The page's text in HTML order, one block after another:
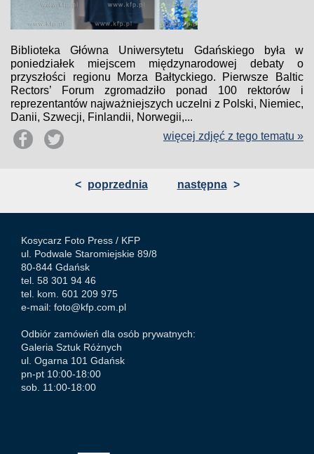
Biblioteka Główna Uniwersytetu Gdańskiego była w
poniedziałek miejscem międzynarodowej debaty o
przyszłości regionu Morza Bałtyckiego. Pierwsze Baltic
Rectors’ Forum zgromadziło ponad 100 rektorów i
reprezentantów najważniejszych uczelni z Polski, Niemiec,
Danii, Szwecji, Finlandii, Norwegii,...
więcej zdjęć z tego tematu »
< poprzednia następna >
Kosycarz Foto Press / KFP
ul. Podwale Staromiejskie 89/8
80-844 Gdańsk
tel. 58 301 94 46
tel. kom. 601 209 975
e-mail: foto@kfp.com.pl
Odbiór zamówień dla osób prywatnych:
Galeria Sztuk Różnych
ul. Ogarna 101 Gdańsk
pn-pt 10:00-18:00
sob. 11:00-18:00